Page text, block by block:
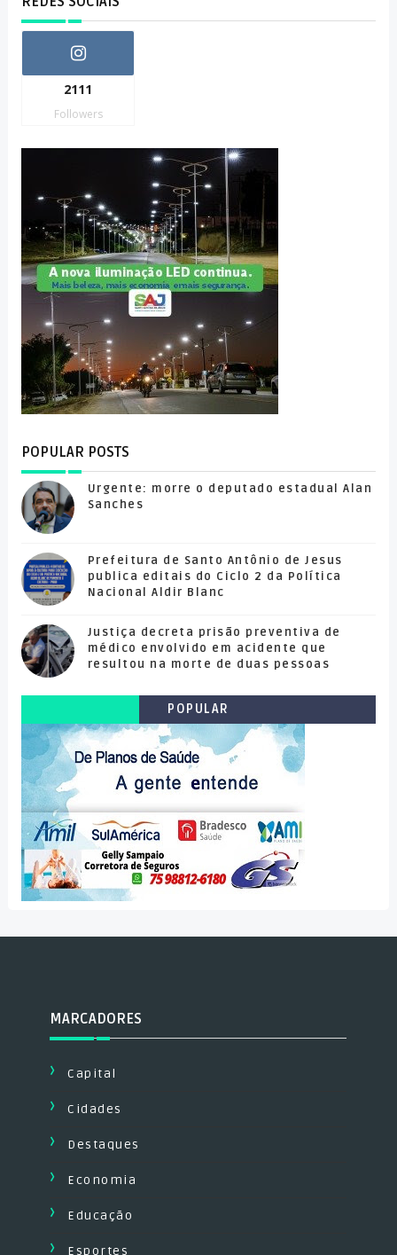
2111
Followers
POPULAR POSTS
Urgente: morre o deputado estadual Alan
Sanches
Prefeitura de Santo Antônio de Jesus
publica editais do Ciclo 2 da Política
Nacional Aldir Blanc
Justiça decreta prisão preventiva de
médico envolvido em acidente que
resultou na morte de duas pessoas
POPULAR
MARCADORES
Capital
Cidades
Destaques
Economia
Educação
Esportes